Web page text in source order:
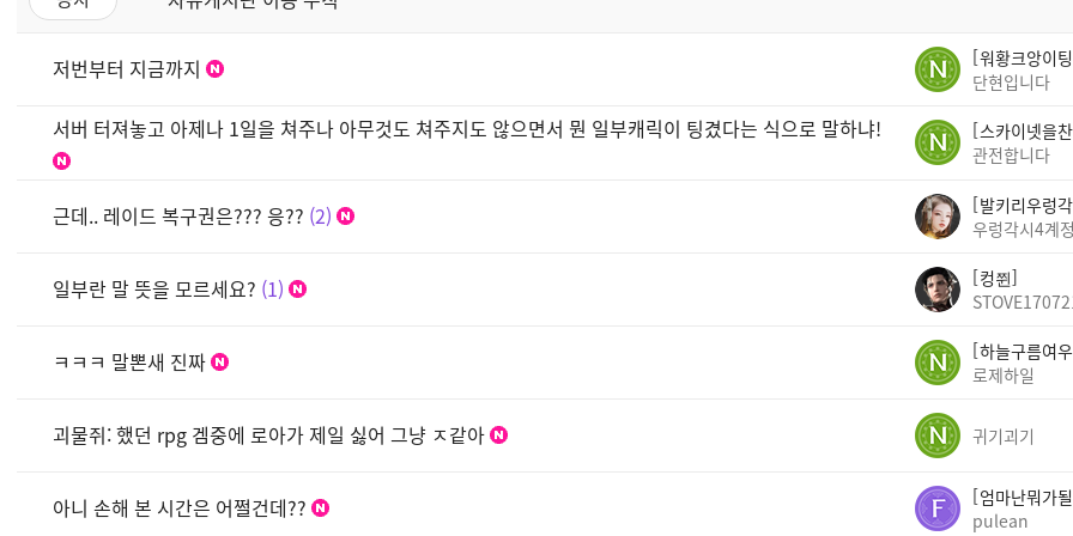
저번부터 지금까지
워황크앙이팅
단현입니다
서버 터져놓고 아제나 1일을 쳐주나 아무것도 쳐주지도 않으면서 뭔 일부캐릭이 팅겼다는 식으로 말하냐!
스카이넷을
관전합니다
근데.. 레이드 복구권은??? 응?? 2
발키리우렁
우렁각시4계
일부란 말 뜻을 모르세요? 1
컹쮠
ㅋㅋㅋ 말뽄새 진짜
하늘구름여
로제하일
괴물쥐: 했던 rpg 겜중에 로아가 제일 싫어 그냥 ㅈ같아 귀기괴기
아니 손해 본 시간은 어쩔건데??
엄마난뭐가
pulean